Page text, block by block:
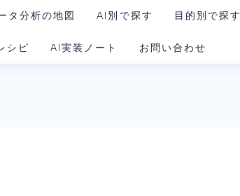
タ分析の地図 AI別で探す
ChatGPT
目的別で探す
読む・要約AI
シピ AI実装ノート お問い合わせ